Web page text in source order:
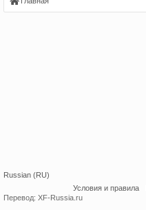
Russian (RU)
Условия и правила
Перевод: XF-Russia.ru